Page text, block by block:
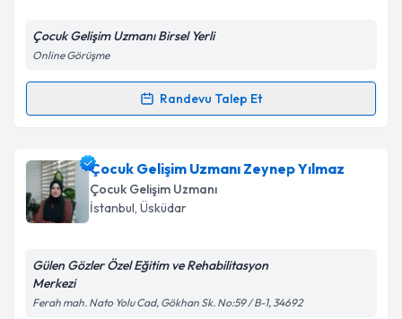
Kişisel verilerimin işlenmesine ilişkinAydınlatma
kapsamda işlenmesini kabul ediyorum.
Takvim Talebini Gönder
Çocuk Gelişim Uzmanı Birsel Yerli
Online Görüşme
Randevu Talep Et
Randevu Takvimi Talebi
Çocuk Gelişim Uzmanı Birsel Yerliiçin randevu
takvimi talebi oluşturun. Size bu uzmandan randevu
almanız için bir takvim hazırlandığında e-posta ile
bilgilendireceğiz.
E-posta Adresiniz
Çocuk Gelişim Uzmanı Zeynep Yılmaz
Çocuk Gelişim Uzmanı
İstanbul, Üsküdar
Gülen Gözler Özel Eğitim ve Rehabilitasyon
Merkezi
Ferah mah. Nato Yolu Cad, Gökhan Sk. No:59 / B-1, 34692